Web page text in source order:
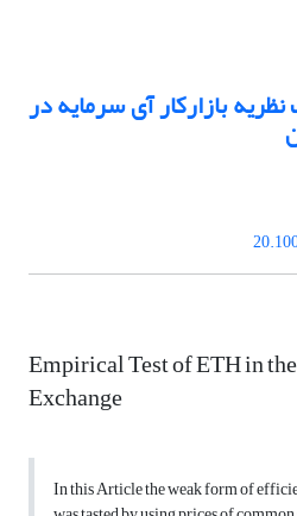
بازارکار آی سرمایه در
Empirical Test of ETH in
Exchange
In this Article the weak form of